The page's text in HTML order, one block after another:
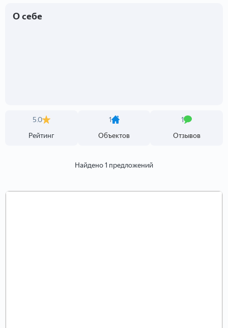
О себе
5.0
Рейтинг
1
Объектов
1
Отзывов
Найдено 1 предложений